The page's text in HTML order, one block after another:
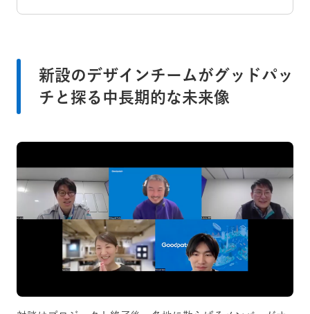
新設のデザインチームがグッドパッ
チと探る中長期的な未来像